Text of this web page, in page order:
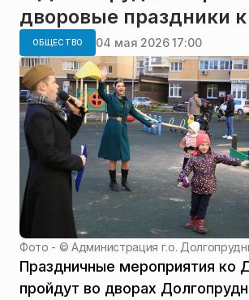
дворовые праздники
ОБЩЕСТВО 04 мая 2026 17:00
Фото - ©Администрация г.о.
Праздничные мероприятия ко
пройдут во дворах